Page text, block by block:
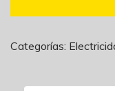
Categorías: